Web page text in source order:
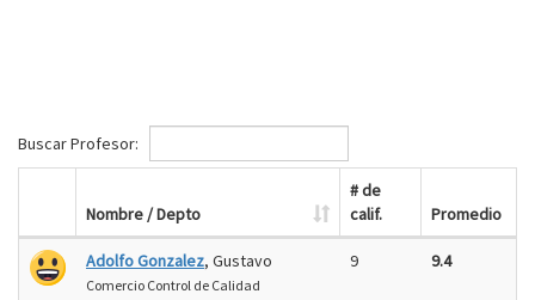
Buscar Profesor:
Nombre / Depto
# de
calif.
Promedio
Adolfo Gonzalez, Gustavo
Comercio Control de Calidad
9 9.4